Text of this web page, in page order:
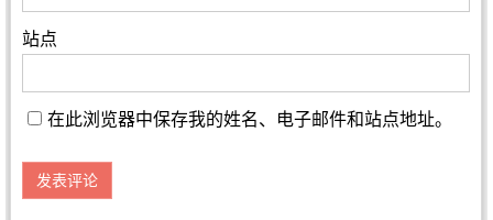
站点
在此浏览器中保存我的姓名、电子邮件和站点地址。